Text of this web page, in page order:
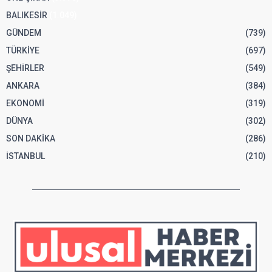
BALIKESİR
GÜNDEM
(739)
TÜRKİYE
(697)
ŞEHİRLER
(549)
ANKARA
(384)
EKONOMİ
(319)
DÜNYA
(302)
SON DAKİKA
(286)
İSTANBUL
(210)